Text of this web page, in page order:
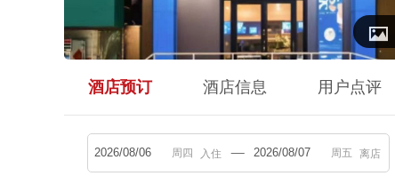

酒店预订 酒店信息 用户点评
入住 离店